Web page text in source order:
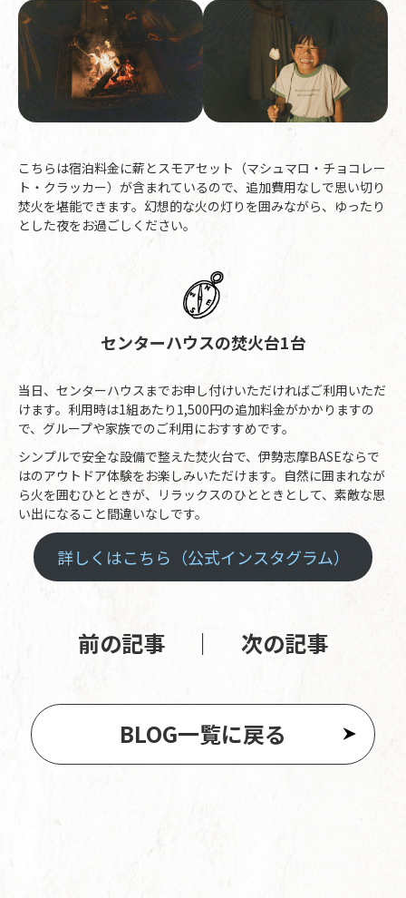
こちらは宿泊料金に薪とスモアセット（マシュマロ・チョコレー
ト・クラッカー）が含まれているので、追加費用なしで思い切り
焚火を堪能できます。幻想的な火の灯りを囲みながら、ゆったり
とした夜をお過ごしください。
センターハウスの焚火台1台
当日、センターハウスまでお申し付けいただければご利用いただ
けます。利用時は1組あたり1,500円の追加料金がかかりますの
で、グループや家族でのご利用におすすめです。
シンプルで安全な設備で整えた焚火台で、伊勢志摩BASEならで
はのアウトドア体験をお楽しみいただけます。自然に囲まれなが
ら火を囲むひとときが、リラックスのひとときとして、素敵な思
い出になること間違いなしです。
詳しくはこちら（公式インスタグラム）
前の記事 ｜ 次の記事
BLOG一覧に戻る